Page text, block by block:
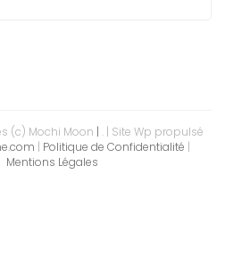
(c) Mochi Moon | . | Site Wp propulsé
| Politique de Confidentialité |
Mentions Légales